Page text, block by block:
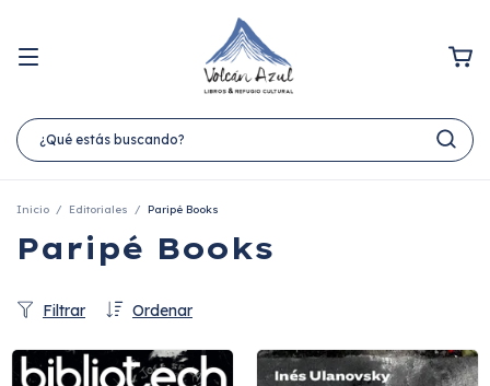
Inicio / Editoriales / Paripé Books
Paripé Books
Ordenar
Filtrar